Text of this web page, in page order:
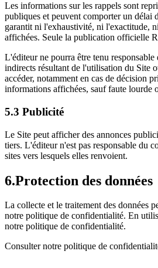
Les informations sur les rappels sont
publiques et peuvent comporter un délai
garantit ni l'exhaustivité, ni l'exactitude,
affichées. Seule la publication officielle
L'éditeur ne pourra être tenu responsable
indirects résultant de l'utilisation du Site
accéder, notamment en cas de décision
informations affichées, sauf faute lourde
5.3 Publicité
Le Site peut afficher des annonces
tiers. L'éditeur n'est pas responsable du
sites vers lesquels elles renvoient.
6.Protection des données
La collecte et le traitement des données
notre politique de confidentialité. En
notre politique de confidentialité.
Consulter notre politique de